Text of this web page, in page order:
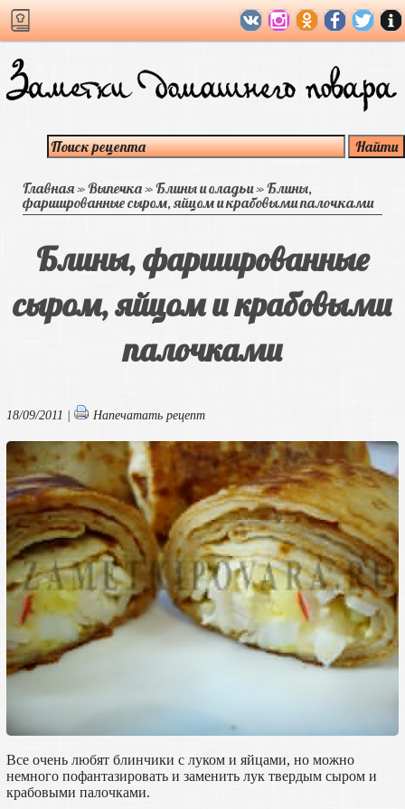
Главная»Выпечка»Блины и оладьи»Блины,
фаршированные сыром, яйцом и крабовыми палочками
Блины, фаршированные
сыром, яйцом и крабовыми
палочками
18/09/2011 | Напечатать рецепт
Все очень любят блинчики с луком и яйцами, но можно
немного пофантазировать и заменить лук твердым сыром и
крабовыми палочками.